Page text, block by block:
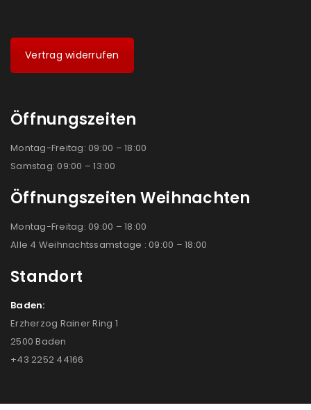
Vertrag widerrufen
Öffnungszeiten
Montag-Freitag: 09:00 – 18:00
Samstag: 09:00 – 13:00
Öffnungszeiten Weihnachten
Montag-Freitag: 09:00 – 18:00
Alle 4 Weihnachtssamstage : 09:00 – 18:00
Standort
Baden:
Erzherzog Rainer Ring 1
2500 Baden
+43 2252 44166